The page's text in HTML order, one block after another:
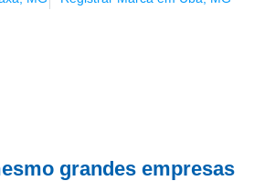
grandes empresas